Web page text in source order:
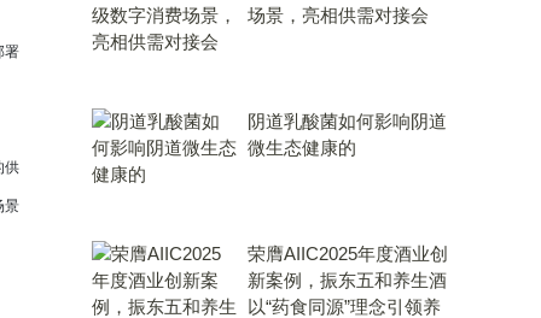
署
供
景
场景，亮相供需对接会
​阴道乳酸菌如何影响阴道
微生态健康的
荣膺AIIC2025年度酒业创
新案例，振东五和养生酒
以“药食同源”理念引领养